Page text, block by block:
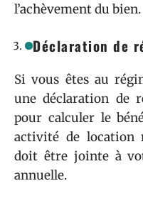
l’achèvement du bien.
Déclaration de
Si vous êtes au
une déclaration de
pour calculer le
activité de location
doit être jointe à
annuelle.